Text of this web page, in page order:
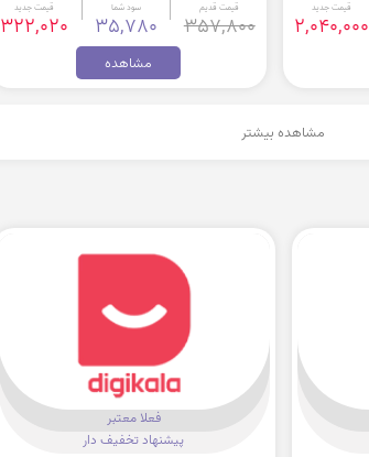
قیمت جدید
2,040,000
قیمت قدیم
357,800
سود شما
35,780
قیمت جدید
322,020
مشاهده
مشاهده بیشتر
فعلا معتبر
پیشنهاد تخفیف دار